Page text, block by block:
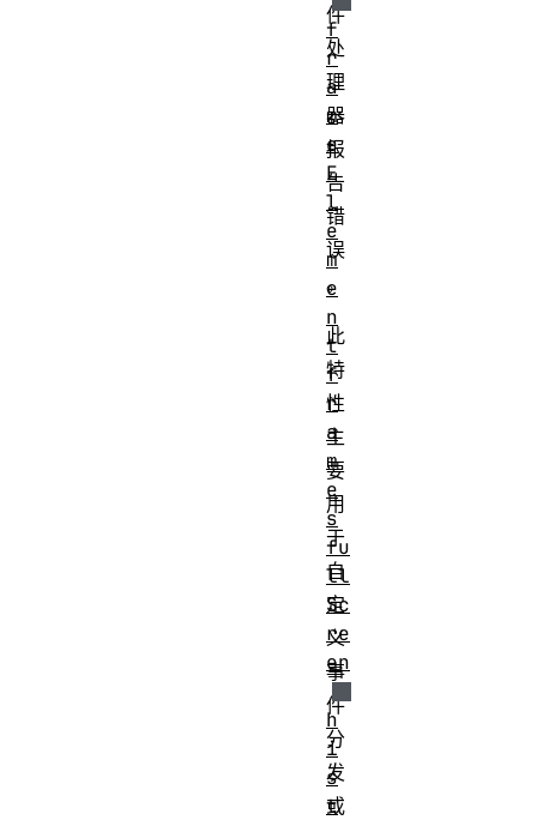
件
处
理
器
报
告
错
误
。
此
特
性
主
要
用
于
自
定
义
事
件
分
发
或
f
r
a
m
e
E
l
e
m
e
n
t
f
r
a
m
e
s
fu
ll
Sc
re
en
h
i
s
t